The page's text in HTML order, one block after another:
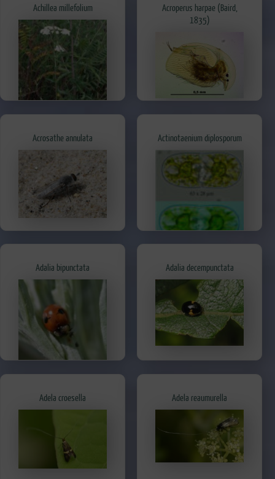
Achillea millefolium
Acroperus harpae (Baird,
1835)
Acrosathe annulata Actinotaenium diplosporum
Adalia bipunctata Adalia decempunctata
Adela croesella Adela reaumurella